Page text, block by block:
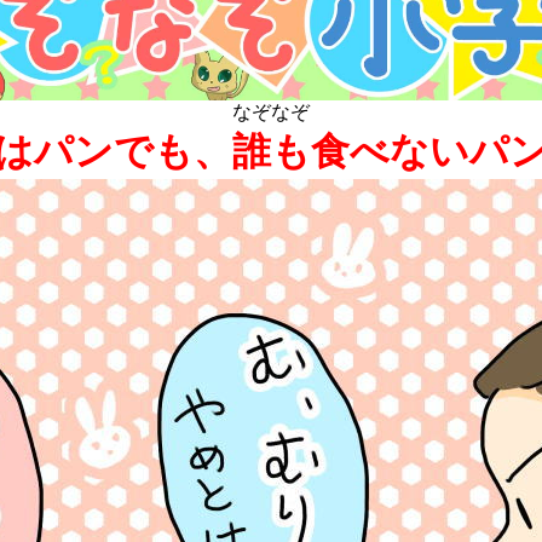
なぞなぞ
パンでも、誰も食べないパ